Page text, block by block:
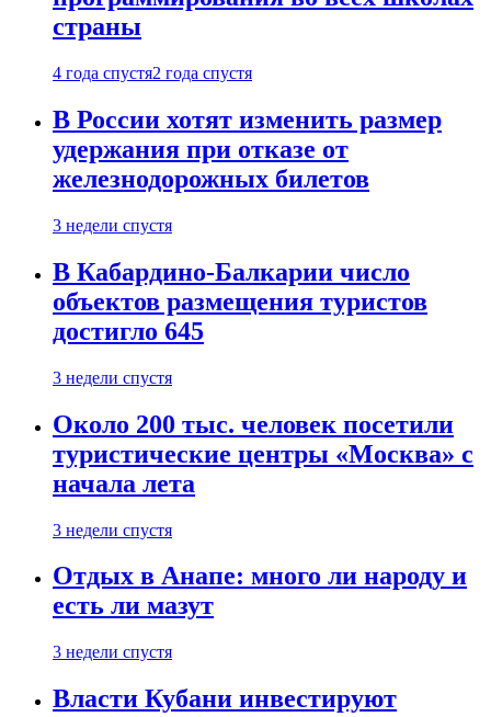
страны
4 года спустя2 года спустя
В России хотят изменить размер
удержания при отказе от
железнодорожных билетов
3 недели спустя
В Кабардино-Балкарии число
объектов размещения туристов
достигло 645
3 недели спустя
Около 200 тыс. человек посетили
туристические центры «Москва» с
начала лета
3 недели спустя
Отдых в Анапе: много ли народу и
есть ли мазут
3 недели спустя
Власти Кубани инвестируют